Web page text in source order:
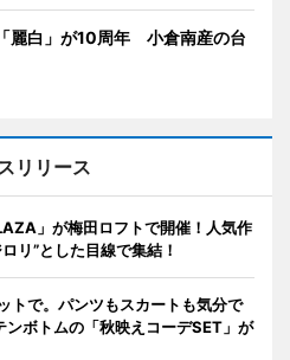
麗白」が10周年 小倉南産の台
リリース
」が梅田ロフトで開催！人気作
リ”とした目線で集結！
トで。パンツもスカートも気分で
ボトムの「秋映えコーデSET」が